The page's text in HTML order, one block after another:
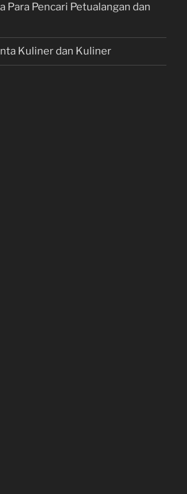
Para Pencari Petualangan dan
Kuliner dan Kuliner